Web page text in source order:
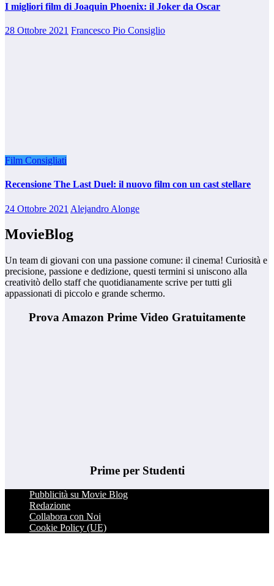
I migliori film di Joaquin Phoenix: il Joker da Oscar
28 Ottobre 2021 Francesco Pio Consiglio
Film Consigliati
Recensione The Last Duel: il nuovo film con un cast stellare
24 Ottobre 2021 Alejandro Alonge
MovieBlog
Un team di giovani con una passione comune: il cinema! Curiosità e
precisione, passione e dedizione, questi termini si uniscono alla
creativitò dello staff che quotidianamente scrive per tutti gli
appassionati di piccolo e grande schermo.
Prova Amazon Prime Video Gratuitamente
Prime per Studenti
Pubblicità su Movie Blog
Redazione
Collabora con Noi
Cookie Policy (UE)